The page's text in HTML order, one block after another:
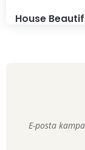
House
E-posta